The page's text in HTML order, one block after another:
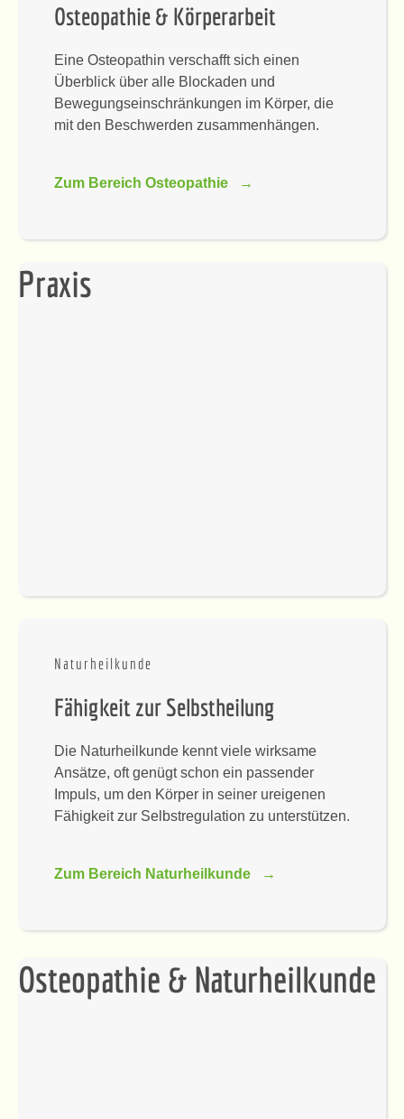
Osteopathie & Körperarbeit
Eine Osteopathin verschafft sich einen
Überblick über alle Blockaden und
Bewegungseinschränkungen im Körper, die
mit den Beschwerden zusammenhängen.
Zum Bereich Osteopathie →
Praxis
Naturheilkunde
Fähigkeit zur Selbstheilung
Die Naturheilkunde kennt viele wirksame
Ansätze, oft genügt schon ein passender
Impuls, um den Körper in seiner ureigenen
Fähigkeit zur Selbstregulation zu unterstützen.
Zum Bereich Naturheilkunde →
Osteopathie & Naturheilkunde